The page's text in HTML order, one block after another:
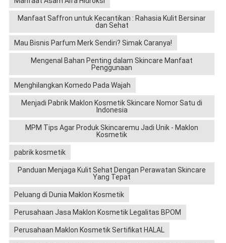
Manfaat Saffron untuk Kecantikan : Rahasia Kulit Bersinar
dan Sehat
Mau Bisnis Parfum Merk Sendiri? Simak Caranya!
Mengenal Bahan Penting dalam Skincare Manfaat
Penggunaan
Menghilangkan Komedo Pada Wajah
Menjadi Pabrik Maklon Kosmetik Skincare Nomor Satu di
Indonesia
MPM Tips Agar Produk Skincaremu Jadi Unik - Maklon
Kosmetik
pabrik kosmetik
Panduan Menjaga Kulit Sehat Dengan Perawatan Skincare
Yang Tepat
Peluang di Dunia Maklon Kosmetik
Perusahaan Jasa Maklon Kosmetik Legalitas BPOM
Perusahaan Maklon Kosmetik Sertifikat HALAL